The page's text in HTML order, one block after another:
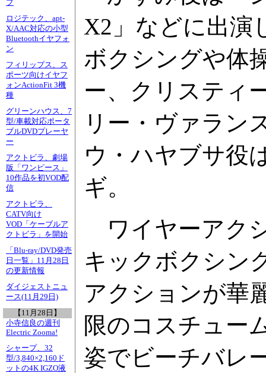
プ
ロジテック、apt-
X/AAC対応の小型
Bluetoothイヤフォ
ン
フィリップス、ス
ポーツ向けイヤフ
ォンActionFit 3機
種
グリーンハウス、7
型/車載対応ポータ
ブルDVDプレーヤ
ー
アクトビラ、劇場
版「ワンピース」
10作品を初VOD配
信
アクトビラ、
CATV向け
VOD「ケーブルア
クトビラ」を開始
「Blu-ray/DVD発売
日一覧」11月28日
の更新情報
ダイジェストニュ
ース(11月29日)
【11月28日】
小寺信良の週刊
Electric Zooma!
シャープ、32
型/3,840×2,160ド
ットの4K IGZO液
X2」などに出演
ボクシングや体
ー、クリスティ
リー・ヴァラン
ウ・ハヤブサ役
ギ。
ワイヤーアク
キックボクシン
アクションが華
限のコスチュー
姿でビーチバレ